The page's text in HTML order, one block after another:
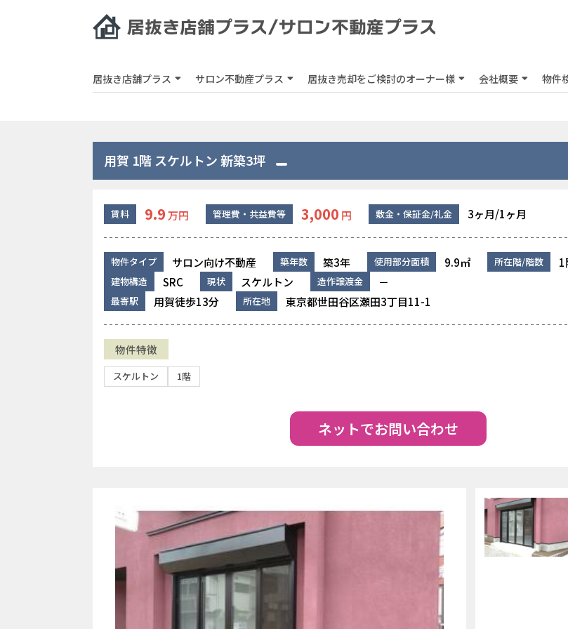
居抜き店舗プラス サロン不動産プラス 居抜き売却をご検討のオーナー様 会社概要 物件
用賀 1階 スケルトン 新築3坪
賃料 9.9万円 管理費・共益費等 3,000 円 敷金・保証金/礼金 3ヶ月/1ヶ月
物件タイプ サロン向け不動産 築年数 築3年 使用部分面積 9.9㎡ 所在階/階数
建物構造 SRC 現状 スケルトン 造作譲渡金 －
最寄駅 用賀徒歩13分 所在地 東京都世田谷区瀬田3丁目11-1
物件特徴
スケルトン 1階
ネットでお問い合わせ